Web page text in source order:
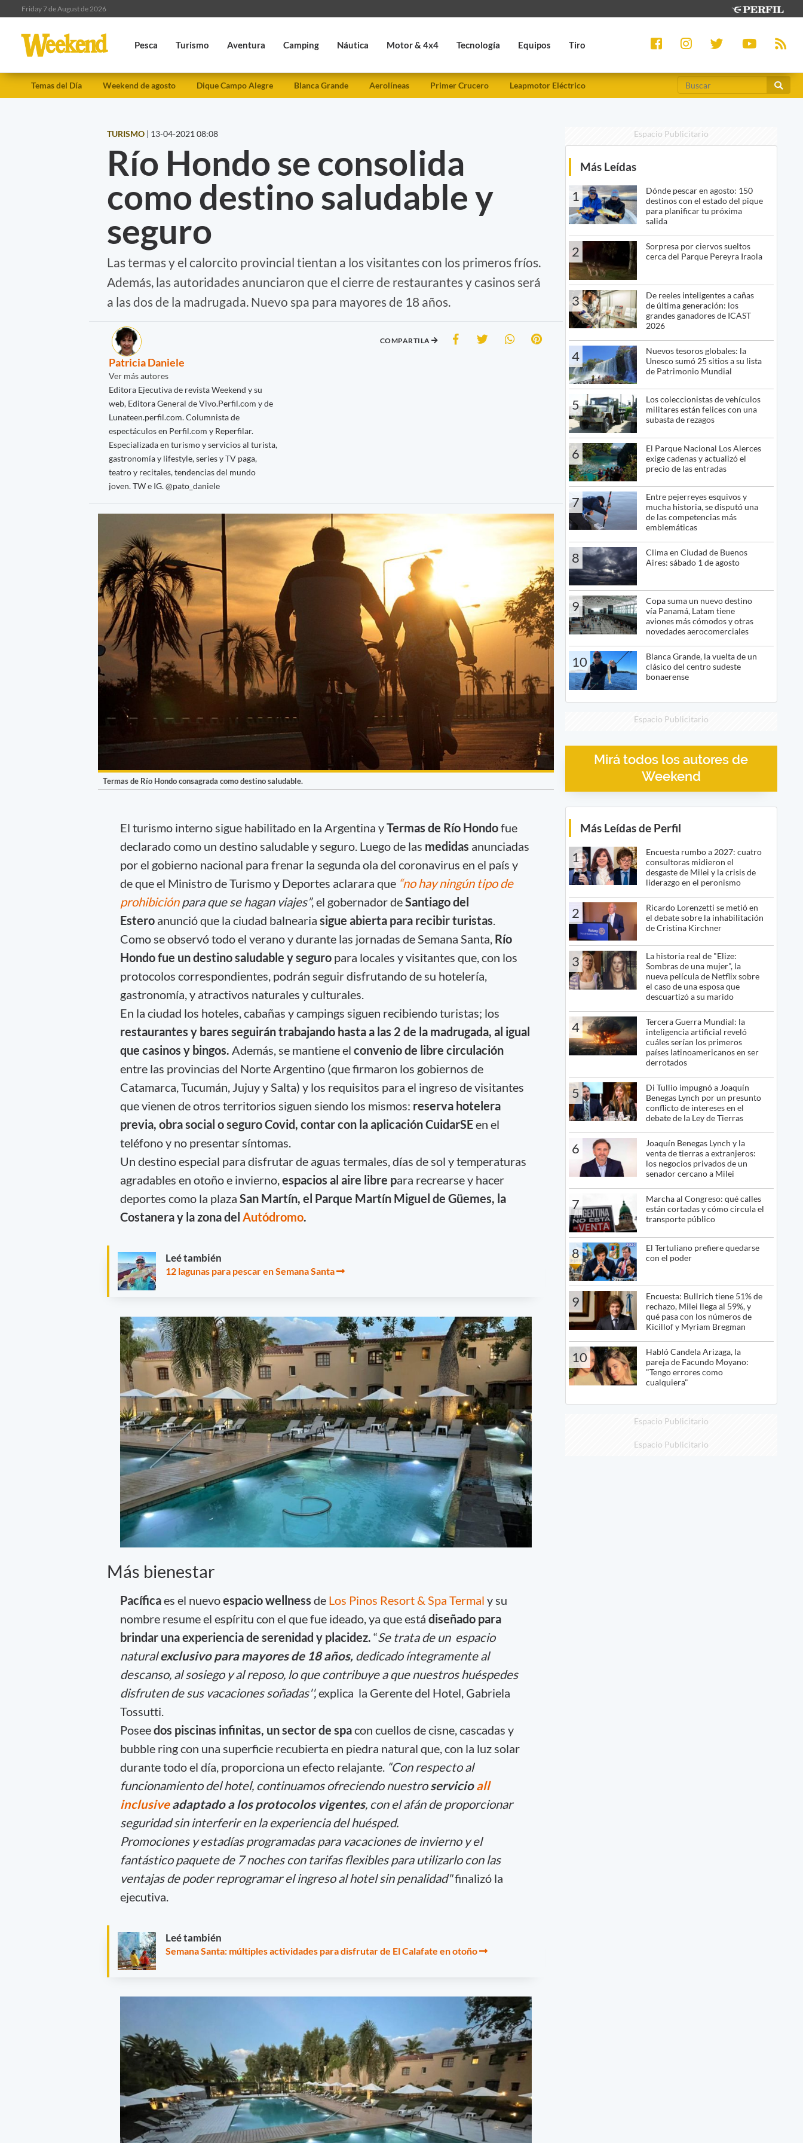
Friday 7 de August de 2026
Pesca Turismo Aventura Camping Náutica Motor & 4x4 Tecnología Equipos Tiro
Temas del Día Weekend de agosto Dique Campo Alegre Blanca Grande Aerolíneas Primer Crucero Leapmotor Eléctrico
TURISMO | 13-04-2021 08:08
Río Hondo se consolida
como destino saludable y
seguro
Las termas y el calorcito provincial tientan a los visitantes con los primeros fríos.
Además, las autoridades anunciaron que el cierre de restaurantes y casinos será
a las dos de la madrugada. Nuevo spa para mayores de 18 años.
Patricia Daniele
Ver más autores
Editora Ejecutiva de revista Weekend y su
web, Editora General de Vivo.Perfil.com y de
Lunateen.perfil.com. Columnista de
espectáculos en Perfil.com y Reperfilar.
Especializada en turismo y servicios al turista,
gastronomía y lifestyle, series y TV paga,
teatro y recitales, tendencias del mundo
joven. TW e IG. @pato_daniele
COMPARTILA
Termas de Río Hondo consagrada como destino saludable.
El turismo interno sigue habilitado en la Argentina yTermas de Río Hondofue
declarado como un destino saludable y seguro. Luego de las medidas anunciadas
por el gobierno nacional para frenar la segunda ola del coronavirus en el país y
de que el Ministro de Turismo y Deportes aclarara que “no hay ningún tipo de
prohibiciónpara que se hagan viajes”, el gobernador deSantiago del
Estero anunció que la ciudad balnearia sigue abierta para recibir turistas
Como se observó todo el verano y durante las jornadas de Semana Santa, Río
Hondo fue un destino saludable y seguro para locales y visitantes que, con los
protocolos correspondientes, podrán seguir disfrutando de su hotelería,
gastronomía, y atractivos naturales y culturales.
En la ciudad los hoteles, cabañas y campings siguen recibiendo turistas; los
restaurantes y bares seguirán trabajando hasta a las 2 de la madrugada, al igual
que casinos y bingos. Además, se mantiene el convenio de libre circulación
entre las provincias del Norte Argentino (que firmaron los gobiernos de
Catamarca, Tucumán, Jujuy y Salta) y los requisitos para el ingreso de visitantes
que vienen de otros territorios siguen siendo los mismos: reserva hotelera
previa, obra social o seguro Covid, contar con la aplicación CuidarSEen el
teléfono y no presentar síntomas.
Un destino especial para disfrutar de aguas termales, días de sol y temperaturas
agradables en otoño e invierno, espacios al aire libre para recrearse y hacer
deportes como la plaza San Martín, el Parque Martín Miguel de Güemes, la
Costanera y la zona del Autódromo.
Leé también
12 lagunas para pescar en Semana Santa
Más bienestar
Pacíficaes el nuevoespacio wellness de Los Pinos Resort & Spa Termal y su
nombre resume el espíritu con el que fue ideado, ya que está diseñado para
brindar una experiencia de serenidad y placidez. “Se trata de un espacio
naturalexclusivo para mayores de 18 años, dedicado íntegramente al
descanso, al sosiego y al reposo, lo que contribuye a que nuestros huéspedes
disfruten de sus vacaciones soñadas'',explica la Gerente del Hotel, Gabriela
Tossutti.
Poseedos piscinas infinitas, un sector de spacon cuellos de cisne, cascadas y
bubble ring con una superficie recubierta en piedra natural que, con la luz solar
durante todo el día, proporciona un efecto relajante. “Con respecto al
funcionamiento del hotel, continuamos ofreciendo nuestroservicioall
inclusiveadaptado a los protocolos vigentes, con el afán de proporcionar
seguridad sin interferir en la experiencia del huésped.
Promociones y estadías programadas para vacaciones de invierno y el
fantástico paquete de 7 noches con tarifas flexibles para utilizarlo con las
ventajas de poder reprogramar el ingreso al hotel sin penalidad"finalizó la
ejecutiva.
Leé también
Semana Santa: múltiples actividades para disfrutar de El Calafate en otoño
Espacio Publicitario
Más Leídas
1
Dónde pescar en agosto: 150
destinos con el estado del pique
para planificar tu próxima
salida
2
Sorpresa por ciervos sueltos
cerca del Parque Pereyra Iraola
3
De reeles inteligentes a cañas
de última generación: los
grandes ganadores de ICAST
2026
4
Nuevos tesoros globales: la
Unesco sumó 25 sitios a su lista
de Patrimonio Mundial
5
Los coleccionistas de vehículos
militares están felices con una
subasta de rezagos
6
El Parque Nacional Los Alerces
exige cadenas y actualizó el
precio de las entradas
7
Entre pejerreyes esquivos y
mucha historia, se disputó una
de las competencias más
emblemáticas
8
Clima en Ciudad de Buenos
Aires: sábado 1 de agosto
9
Copa suma un nuevo destino
vía Panamá, Latam tiene
aviones más cómodos y otras
novedades aerocomerciales
10
Blanca Grande, la vuelta de un
clásico del centro sudeste
bonaerense
Espacio Publicitario
Mirá todos los autores de
Weekend
Más Leídas de Perfil
1
Encuesta rumbo a 2027: cuatro
consultoras midieron el
desgaste de Milei y la crisis de
liderazgo en el peronismo
2
Ricardo Lorenzetti se metió en
el debate sobre la inhabilitación
de Cristina Kirchner
3
La historia real de "Elize:
Sombras de una mujer", la
nueva película de Netflix sobre
el caso de una esposa que
descuartizó a su marido
4
Tercera Guerra Mundial: la
inteligencia artificial reveló
cuáles serían los primeros
países latinoamericanos en ser
derrotados
5
Di Tullio impugnó a Joaquín
Benegas Lynch por un presunto
conflicto de intereses en el
debate de la Ley de Tierras
6
Joaquín Benegas Lynch y la
venta de tierras a extranjeros:
los negocios privados de un
senador cercano a Milei
7
Marcha al Congreso: qué calles
están cortadas y cómo circula el
transporte público
8
El Tertuliano prefiere quedarse
con el poder
9
Encuesta: Bullrich tiene 51% de
rechazo, Milei llega al 59%, y
qué pasa con los números de
Kicillof y Myriam Bregman
10
Habló Candela Arizaga, la
pareja de Facundo Moyano:
"Tengo errores como
cualquiera"
Espacio Publicitario
Espacio Publicitario